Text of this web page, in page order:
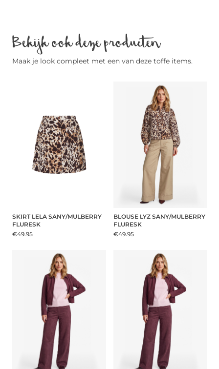
Bekijk ook deze producten
Maak je look compleet met een van deze toffe items.
SKIRT LELA SANY/MULBERRY
FLURESK
€49.95
BLOUSE LYZ SANY/MULBERRY
FLURESK
€49.95